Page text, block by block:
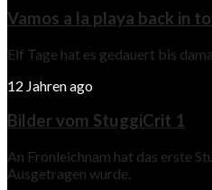
Vamos a la playa back in
Elf Tage hat es gedauert bis
12 Jahren ago
Bilder vom StuggiCrit 1
An Fronleichnam hat das erste
Ausgetragen wurde.